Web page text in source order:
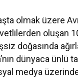
olmak üzere
oluşan
doğasında
dünyaca ünlü
medya